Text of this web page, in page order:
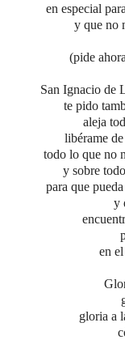
en especial
y que no
(pide
San Ignacio de
te pido
aleja
libérame
todo lo que no
y sobre
para que
y
en
gloria a